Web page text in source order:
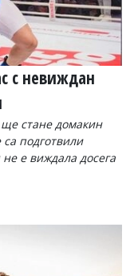
с невиждан
стане домакин
подготвили
е виждала досега